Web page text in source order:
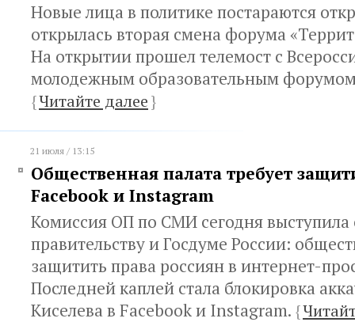
Новые лица в политике постараются
открылась вторая смена форума
На открытии прошел телемост с
молодежным образовательным
{Читайте далее}
21 июля / 13:15
Общественная палата требует
Facebook и Instagram
Комиссия ОП по СМИ сегодня
правительству и Госдуме России:
защитить права россиян в интернет-
Последней каплей стала блокировка
Киселева в Facebook и Instagram. {